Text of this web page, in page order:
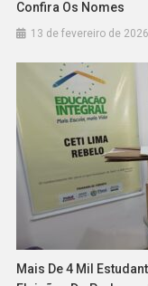
Confira Os Nomes
13 de fevereiro de 2026
Mais De 4 Mil